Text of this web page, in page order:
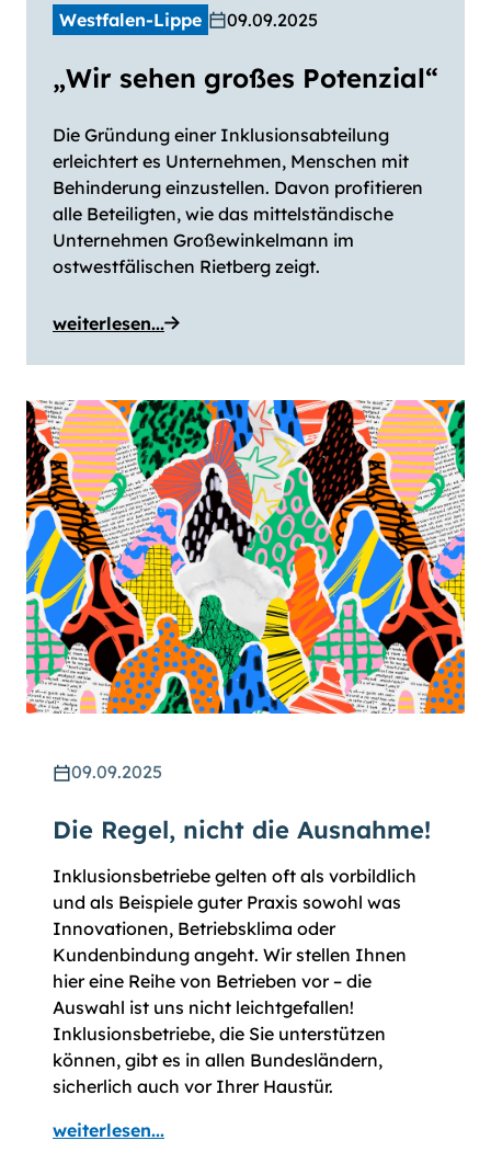
Westfalen-Lippe 09.09.2025
„Wir sehen großes Potenzial“
Die Gründung einer Inklusionsabteilung
erleichtert es Unternehmen, Menschen mit
Behinderung einzustellen. Davon profitieren
alle Beteiligten, wie das mittelständische
Unternehmen Großewinkelmann im
ostwestfälischen Rietberg zeigt.
weiterlesen...
09.09.2025
Die Regel, nicht die Ausnahme!
Inklusionsbetriebe gelten oft als vorbildlich
und als Beispiele guter Praxis sowohl was
Innovationen, Betriebsklima oder
Kundenbindung angeht. Wir stellen Ihnen
hier eine Reihe von Betrieben vor – die
Auswahl ist uns nicht leichtgefallen!
Inklusionsbetriebe, die Sie unterstützen
können, gibt es in allen Bundesländern,
sicherlich auch vor Ihrer Haustür.
weiterlesen...